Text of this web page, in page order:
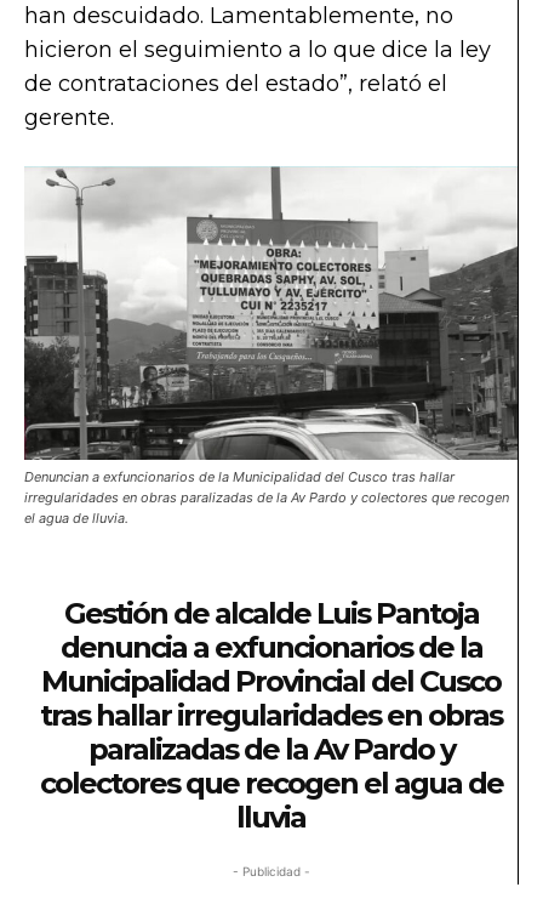
han descuidado. Lamentablemente, no
hicieron el seguimiento a lo que dice la ley
de contrataciones del estado”, relató el
gerente.
Denuncian a exfuncionarios de la Municipalidad del Cusco tras hallar
irregularidades en obras paralizadas de la Av Pardo y colectores que recogen
el agua de lluvia.
Gestión de alcalde Luis Pantoja
denuncia a exfuncionarios de la
Municipalidad Provincial del Cusco
tras hallar irregularidades en obras
paralizadas de la Av Pardo y
colectoresque recogen el agua de
lluvia
- Publicidad -